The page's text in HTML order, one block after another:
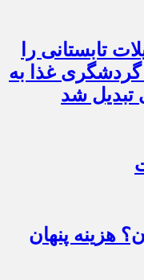
تابستانی را
غذا به
تبدیل شد
هزینه پنهان